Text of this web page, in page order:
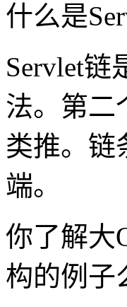
什么是
Servlet链
法。第二
类推。链
端。
你了解大
构的例子